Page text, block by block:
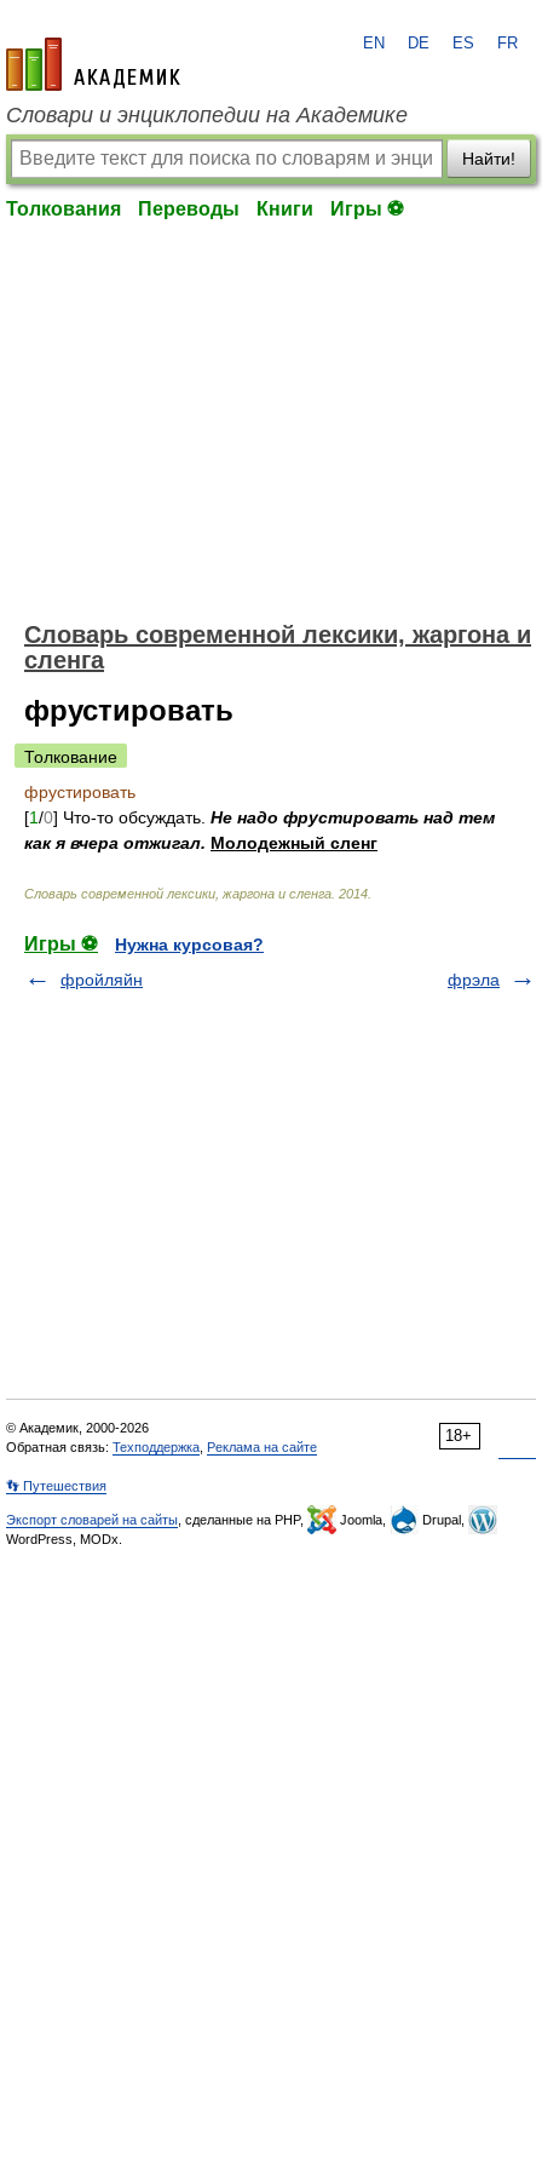
academic.ru
EN DE ES FR
Словари и энциклопедии на Академике
Найти!
Толкования Переводы Книги Игры ⚽
Cловарь современной лексики, жаргона и
сленга
фрустировать
Толкование
фрустировать
[1/0] Что-то обсуждать. Не надо фрустировать над тем
как я вчера отжигал. Молодежный сленг
Cловарь современной лексики, жаргона и сленга 2014
Игры ⚽
Нужна курсовая?
фройляйн
фрэла
18+
© Академик, 2000-2026
Обратная связь: Техподдержка Реклама на сайте
👣 Путешествия
Экспорт словарей на сайты , сделанные на PHP, Joomla,
Drupal,
WordPress, MODx.